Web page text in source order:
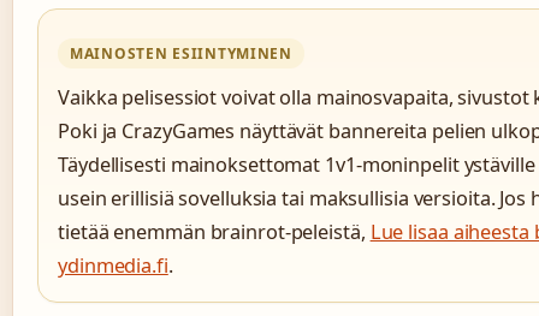
MAINOSTEN ESIINTYMINEN
Vaikka pelisessiot voivat olla mainosvapaita, sivustot
Poki ja CrazyGames näyttävät bannereita pelien
Täydellisesti mainoksettomat 1v1-moninpelit
usein erillisiä sovelluksia tai maksullisia versioita. Jos
tietää enemmän brainrot-peleistä, Lue lisaa aiheesta
ydinmedia.fi.